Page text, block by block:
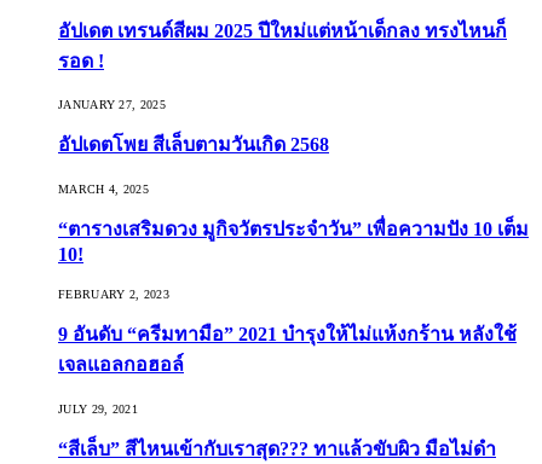
อัปเดต เทรนด์สีผม 2025 ปีใหม่แต่หน้าเด็กลง ทรงไหนก็
รอด !
JANUARY 27, 2025
อัปเดตโพย สีเล็บตามวันเกิด 2568
MARCH 4, 2025
“ตารางเสริมดวง มูกิจวัตรประจำวัน” เพื่อความปัง 10 เต็ม
10!
FEBRUARY 2, 2023
9 อันดับ “ครีมทามือ” 2021 บำรุงให้ไม่แห้งกร้าน หลังใช้
เจลแอลกอฮอล์
JULY 29, 2021
“สีเล็บ” สีไหนเข้ากับเราสุด??? ทาแล้วขับผิว มือไม่ดำ